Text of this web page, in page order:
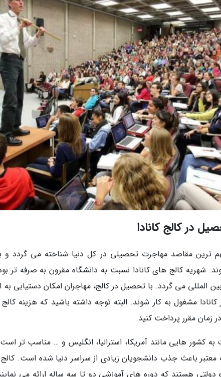
در کالج کانادا
ترین مقاصد مهاجرت تحصیلی در کل دنیا شناخته می گردد و
شهریه کالج های کانادا نسبت به دانشگاه مقرون به صرفه تر
المللی می گردد. با تحصیل در کالج، مهاجران امکان دستیابی
مشغول به کار شوند. البته توجه داشته باشید که هزینه کالج
زمان مقرر پرداخت کنید.
به کشور هایی مانند آمریکا، استرالیا، انگلیس و … مناسب تر
باعث جذب دانشجویان زیادی از سراسر دنیا شده است. کالج
هستند که دوره های آموزشی دو تا سه ساله ارائه می